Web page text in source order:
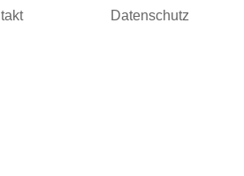
Datenschutz